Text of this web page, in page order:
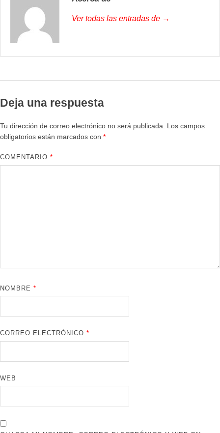
Ver todas las entradas de →
Deja una respuesta
Tu dirección de correo electrónico no será publicada.
Los campos
obligatorios están marcados con *
COMENTARIO*
NOMBRE*
CORREO ELECTRÓNICO*
WEB